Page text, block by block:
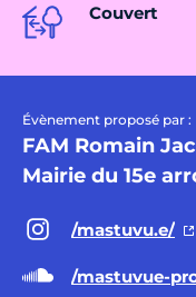
Couvert
Évènement proposé par :
FAM Romain
Mairie du 15e
/mastuvu.e/
/mastuvue-